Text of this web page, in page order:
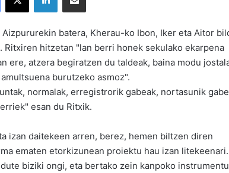
batera, Kherau-ko Ibon, Iker eta Aitor
Ritxiren hitzetan "lan berri honek sekulako ekarpena
ere, atzera begiratzen du taldeak, baina modu
burutzeko asmoz".
normalak, erregistrorik gabeak, nortasunik
esan du Ritxik.
izan daitekeen arren, berez, hemen biltzen diren
ematen etorkizunean proiektu hau izan litekeenari.
biziki ongi, eta bertako zein kanpoko